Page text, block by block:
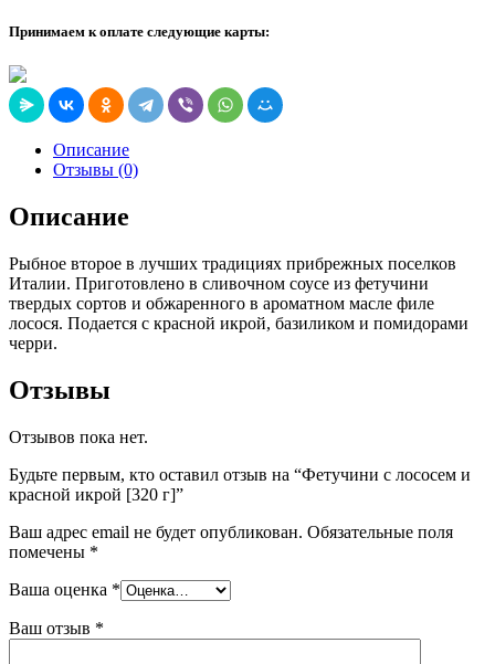
Принимаем к оплате следующие карты:
Описание
Отзывы (0)
Описание
Рыбное второе в лучших традициях прибрежных поселков
Италии. Приготовлено в сливочном соусе из фетучини
твердых сортов и обжаренного в ароматном масле филе
лосося. Подается с красной икрой, базиликом и помидорами
черри.
Отзывы
Отзывов пока нет.
Будьте первым, кто оставил отзыв на “Фетучини с лососем и
красной икрой [320 г]”
Ваш адрес email не будет опубликован. Обязательные поля
помечены *
Ваша оценка *
Ваш отзыв *